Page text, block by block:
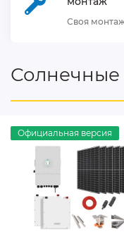
Своя
Солнечные
Официальная версия